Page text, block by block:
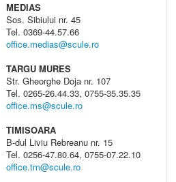
MEDIAS
Sos. Sibiului nr. 45
Tel. 0369-44.57.66
office.medias@scule.ro
TARGU MURES
Str. Gheorghe Doja nr. 107
Tel. 0265-26.44.33, 0755-35.35.35
office.ms@scule.ro
TIMISOARA
B-dul Liviu Rebreanu nr. 15
Tel. 0256-47.80.64, 0755-07.22.10
office.tm@scule.ro